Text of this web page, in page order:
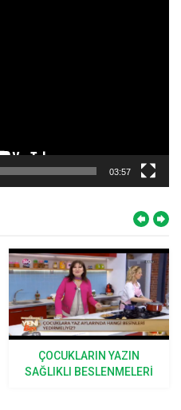
03:57
ÇOCUKLAR KIŞ AYLARINDA
NASIL BESLENMELI